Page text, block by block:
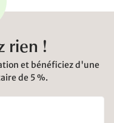
rien !
et bénéficiez d'une
de 5 %.